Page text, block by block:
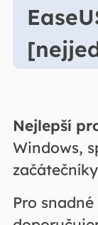
Nejlepší
Windows,
Pro